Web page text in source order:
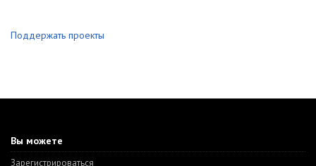
Поддержать проекты
Вы можете
Зарегистрироваться